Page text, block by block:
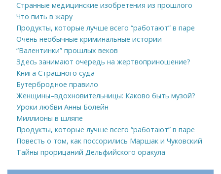
Странные медицинские изобретения из прошлого
Что пить в жару
Продукты, которые лучше всего “работают” в паре
Очень необычные криминальные истории
“Валентинки” прошлых веков
Здесь занимают очередь на жертвоприношение?
Книга Страшного суда
Бутербродное правило
Женщины–вдохновительницы: Каково быть музой?
Уроки любви Анны Болейн
Миллионы в шляпе
Продукты, которые лучше всего “работают” в паре
Повесть о том, как поссорились Маршак и Чуковский
Тайны прорицаний Дельфийского оракула